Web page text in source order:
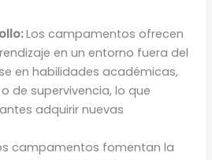
Los campamentos ofrecen
en un entorno fuera del
en habilidades académicas,
de supervivencia, lo que
adquirir nuevas
campamentos fomentan la